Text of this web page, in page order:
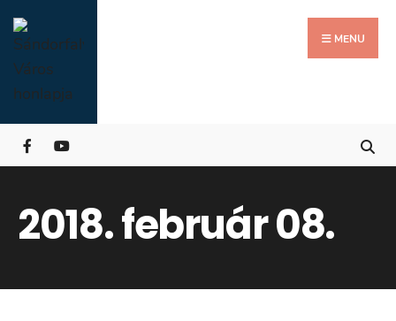
Skip
to
content
MENU
2018. február 08.
for:
Close